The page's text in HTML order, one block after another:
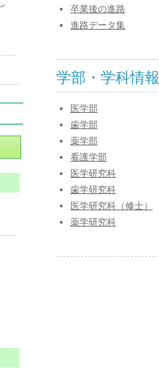
卒業後の進路
進路データ集
学部・学科情報
医学部
歯学部
薬学部
看護学部
医学研究科
歯学研究科
医学研究科（修士）
薬学研究科